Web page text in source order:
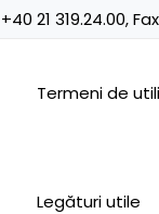
+40 21 319.24.00,
Termeni de
Legături utile